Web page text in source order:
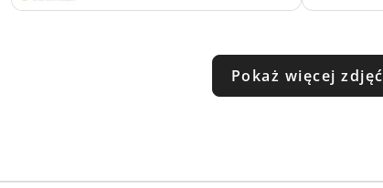
Pokaż więcej zdjęć